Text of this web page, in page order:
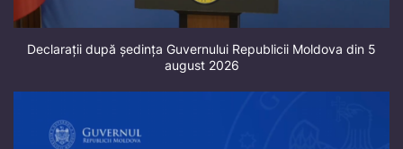
Declarații după ședința Guvernului Republicii Moldova din 5
august 2026